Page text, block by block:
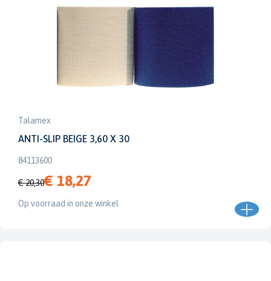
Talamex
ANTI-SLIP BEIGE 3,60 X 30
84113600
€ 20,30€ 18,27
Op voorraad in onze winkel